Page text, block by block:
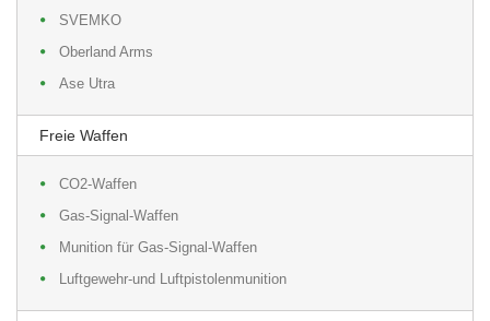
SVEMKO
Oberland Arms
Ase Utra
Freie Waffen
CO2-Waffen
Gas-Signal-Waffen
Munition für Gas-Signal-Waffen
Luftgewehr-und Luftpistolenmunition